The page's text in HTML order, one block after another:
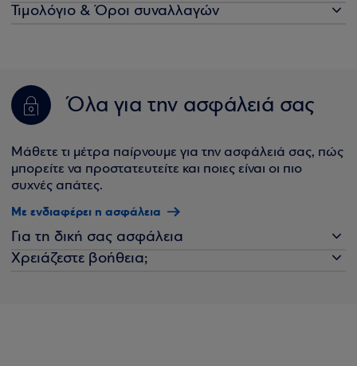
Τιμολόγιο & Όροι συναλλαγών
Όλα για την ασφάλειά σας
Μάθετε τι μέτρα παίρνουμε για την ασφάλειά σας, πώς
μπορείτε να προστατευτείτε και ποιες είναι οι πιο
συχνές απάτες.
Με ενδιαφέρει η ασφάλεια
Για τη δική σας ασφάλεια
Χρειάζεστε βοήθεια;